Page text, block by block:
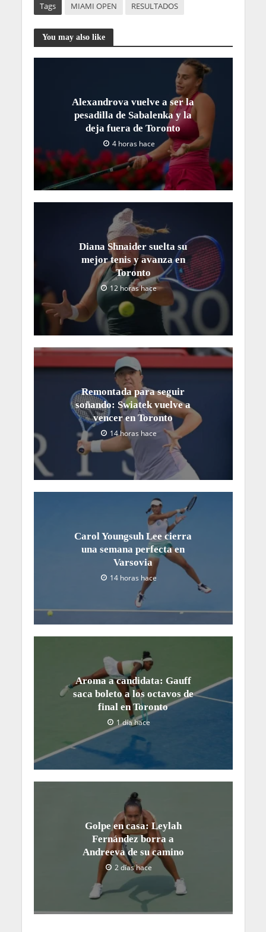
Tags MIAMI OPEN RESULTADOS
You may also like
Alexandrova vuelve a ser la
pesadilla de Sabalenka y la
deja fuera de Toronto
4 horas hace
Diana Shnaider suelta su
mejor tenis y avanza en
Toronto
12 horas hace
Remontada para seguir
soñando: Swiatek vuelve a
vencer en Toronto
14 horas hace
Carol Youngsuh Lee cierra
una semana perfecta en
Varsovia
14 horas hace
Aroma a candidata: Gauff
saca boleto a los octavos de
final en Toronto
1 día hace
Golpe en casa: Leylah
Fernández borra a
Andreeva de su camino
2 días hace